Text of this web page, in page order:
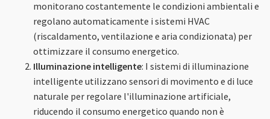
monitorano costantemente le condizioni ambientali e
regolano automaticamente i sistemi HVAC
(riscaldamento, ventilazione e aria condizionata) per
ottimizzare il consumo energetico.
Illuminazione intelligente: I sistemi di illuminazione
intelligente utilizzano sensori di movimento e di luce
naturale per regolare l'illuminazione artificiale,
riducendo il consumo energetico quando non è